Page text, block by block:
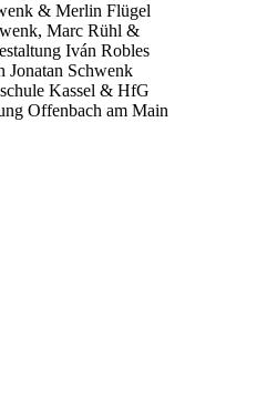
& Merlin Flügel
Marc Rühl &
Iván Robles
Jonatan Schwenk
Kassel & HfG
Offenbach am Main